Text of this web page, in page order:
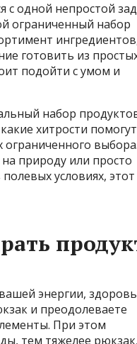
с одной непростой
ограниченный набор
готовить из
подойти с умом и
набор
хитрости помогут
природу или просто
условиях, этот
энергии,
и преодолеваете
При этом
тем тяжелее